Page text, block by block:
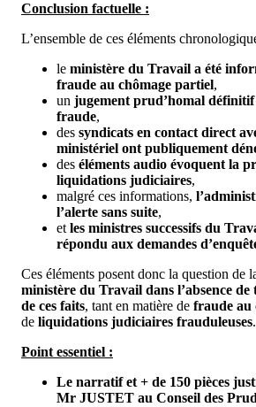
Conclusion factuelle :
L’ensemble de ces éléments
le ministère du Travail a été
fraude au chômage partiel,
un jugement prud’homal
fraude,
des syndicats en contact direct
ministériel ont publiquement
des éléments audio évoquent la
liquidations judiciaires,
malgré ces informations,
l’alerte sans suite,
et les ministres successifs du
répondu aux demandes
Ces éléments posent donc la question de
ministère du Travail dans l’absence
de ces faits, tant en matière de fraude au
de liquidations judiciaires frauduleuses.
Point essentiel :
Le narratif et + de 150 pièces
Mr JUSTET au Conseil des